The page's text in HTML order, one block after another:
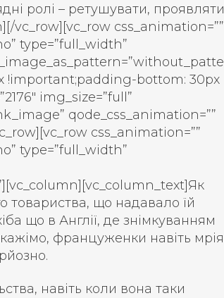
ролі – ретушувати,
vc_row][vc_row css_animation=””
type=”full_width”
!important;padding-bottom: 30px
img_size=”full”
qode_css_animation=””
css_animation=””
type=”full_width”
товариства, що надавало їй
що в Англії, де знімкуванням
француженки навіть
навіть коли вона таки